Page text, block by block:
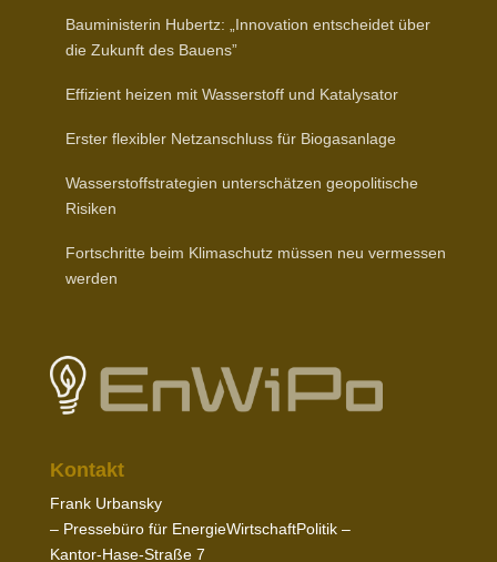
Baumi­nis­terin Hubertz: „Inno­vation entscheidet über
die Zukunft des Bauens”
Effizient heizen mit Wasser­stoff und Katalysator
Erster flexibler Netz­an­schluss für Biogasanlage
Wasser­stoff­stra­tegien unter­schätzen geopo­li­tische
Risiken
Fort­schritte beim Klima­schutz müssen neu vermessen
werden
Kontakt
Frank Urbansky
– Pres­sebüro für EnergieWirtschaftPolitik –
Kantor-​Hase-​Straße 7